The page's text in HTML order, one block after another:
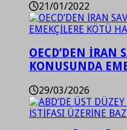
21/01/2022
OECD’DEN İRAN
KONUSUNDA
29/03/2026